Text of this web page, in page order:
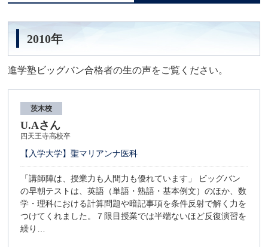
2010年
進学塾ビッグバン合格者の生の声をご覧ください。
茨木校
U.Aさん
四天王寺高校卒
【入学大学】聖マリアンナ医科
「講師陣は、授業力も人間力も優れています」 ビッグバン
の早朝テストは、英語（単語・熟語・基本例文）のほか、数
学・理科における計算問題や暗記事項を条件反射で解く力を
つけてくれました。７限目授業では半端ないほど反復演習を
繰り…